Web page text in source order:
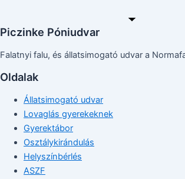
Piczinke Póniudvar
Falatnyi falu, és állatsimogató udvar a
Oldalak
Állatsimogató udvar
Lovaglás gyerekeknek
Gyerektábor
Osztálykirándulás
Helyszínbérlés
ASZF